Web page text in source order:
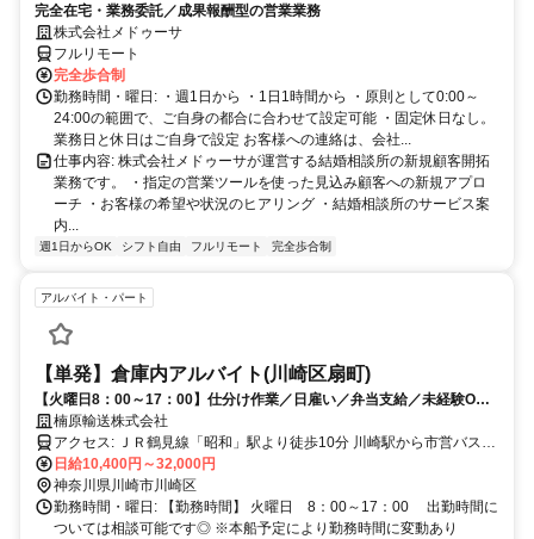
完全在宅・業務委託／成果報酬型の営業業務
株式会社メドゥーサ
フルリモート
完全歩合制
勤務時間・曜日: ・週1日から ・1日1時間から ・原則として0:00～
24:00の範囲で、ご自身の都合に合わせて設定可能 ・固定休日なし。
業務日と休日はご自身で設定 お客様への連絡は、会社...
仕事内容: 株式会社メドゥーサが運営する結婚相談所の新規顧客開拓
業務です。 ・指定の営業ツールを使った見込み顧客への新規アプロ
ーチ ・お客様の希望や状況のヒアリング ・結婚相談所のサービス案
内...
週1日からOK シフト自由 フルリモート 完全歩合制
アルバイト・パート
【単発】倉庫内アルバイト(川崎区扇町)
【火曜日8：00～17：00】仕分け作業／日雇い／弁当支給／未経験OK
／高卒歓迎
楠原輸送株式会社
アクセス: ＪＲ鶴見線「昭和」駅より徒歩10分 川崎駅から市営バス
扇町下車徒歩5分 ＊車、バイク、自転車通勤可
日給10,400円～32,000円
神奈川県川崎市川崎区
勤務時間・曜日: 【勤務時間】 火曜日 8：00～17：00 出勤時間に
ついては相談可能です◎ ※本船予定により勤務時間に変動あり